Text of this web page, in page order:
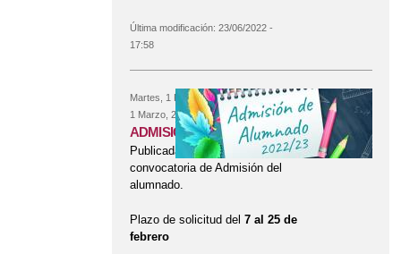
Última modificación: 23/06/2022 -
17:58
Martes, 1 Febrero, 2022hasta elMartes,
1 Marzo, 2022
CADUCADO
ADMISIÓN Curso 22/23
Publicada la orden para la
convocatoria de Admisión del
alumnado.
Plazo de solicitud del 7 al 25 de
febrero